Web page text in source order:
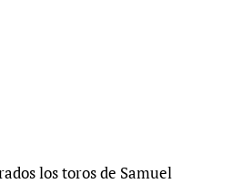
los toros de Samuel